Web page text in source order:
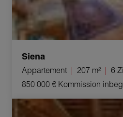
Siena
Appartement 207 m²
6
850 000 € Kommission
Verkauf Appartement Monteroni